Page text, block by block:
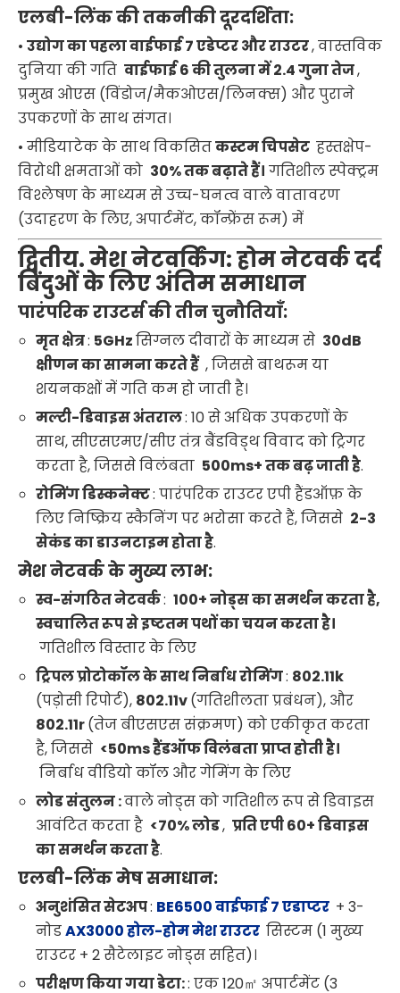
एलबी-लिंक की तकनीकी दूरदर्शिता:
• उद्योग का पहला वाईफाई 7 एडेप्टर और राउटर, वास्तविक
दुनिया की गति वाईफाई 6 की तुलना में 2.4 गुना तेज,
प्रमुख ओएस (विंडोज/मैकओएस/लिनक्स) और पुराने
उपकरणों के साथ संगत।
• मीडियाटेक के साथ विकसितकस्टम चिपसेट हस्तक्षेप-
विरोधी क्षमताओं को 30% तक बढ़ाते हैं। गतिशील स्पेक्ट्रम
विश्लेषण के माध्यम से उच्च-घनत्व वाले वातावरण
(उदाहरण के लिए, अपार्टमेंट, कॉन्फ्रेंस रूम) में
द्वितीय. मेश नेटवर्किंग: होम नेटवर्क दर्द
बिंदुओं के लिए अंतिम समाधान
पारंपरिक राउटर्स की तीन चुनौतियाँ:
मृत क्षेत्र: 5GHzसिग्नल दीवारों के माध्यम से 30dB
क्षीणन का सामना करते हैं , जिससे बाथरूम या
शयनकक्षों में गति कम हो जाती है।
मल्टी-डिवाइस अंतराल: 10 से अधिक उपकरणों के
साथ, सीएसएमए/सीए तंत्र बैंडविड्थ विवाद को ट्रिगर
करता है, जिससे विलंबता 500ms+ तक बढ़ जाती है.
रोमिंग डिस्कनेक्ट: पारंपरिक राउटर एपी हैंडऑफ़ के
लिए निष्क्रिय स्कैनिंग पर भरोसा करते हैं, जिससे 2-3
सेकंड का डाउनटाइम होता है.
मेश नेटवर्क के मुख्य लाभ:
स्व-संगठित नेटवर्क: 100+ नोड्स का समर्थन करता है,
स्वचालित रूप से इष्टतम पथों का चयन करता है।
गतिशील विस्तार के लिए
ट्रिपल प्रोटोकॉल के साथ निर्बाध रोमिंग: 802.11k
(पड़ोसी रिपोर्ट), 802.11v(गतिशीलता प्रबंधन), और
802.11r(तेज बीएसएस संक्रमण) को एकीकृत करता
है, जिससे <50ms हैंडऑफ विलंबता प्राप्त होती है।
निर्बाध वीडियो कॉल और गेमिंग के लिए
लोड संतुलन :वाले नोड्स को गतिशील रूप से डिवाइस
आवंटित करता है <70% लोड, प्रति एपी 60+ डिवाइस
का समर्थन करता है.
एलबी-लिंक मेष समाधान:
अनुशंसित सेटअप: BE6500 वाईफाई 7 एडाप्टर + 3-
नोडAX3000 होल-होम मेश राउटर सिस्टम (1 मुख्य
राउटर + 2 सैटेलाइट नोड्स सहित)।
परीक्षण किया गया डेटा:: एक 120㎡ अपार्टमेंट (3